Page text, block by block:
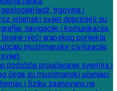
Hadž, trgovina i
islamski svijet doprinijeli su
navigacije i komunikacija,
riječi arapskog porijekla
muslimanske civilizacije
podstiče proučavanje svemira i
čega su muslimanski učenjaci
i fiziku zasnovanu na